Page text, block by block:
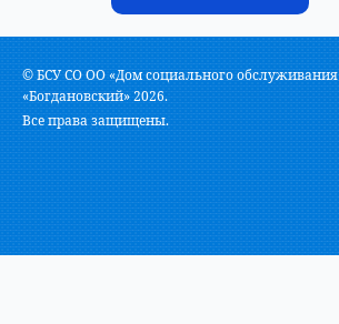
© БСУ СО ОО «Дом социального обслуживания
«Богдановский» 2026.
Все права защищены.